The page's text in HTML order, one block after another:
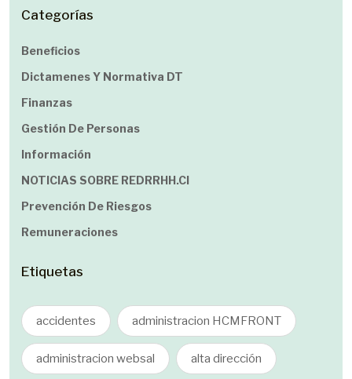
Categorías
Beneficios
Dictamenes Y Normativa DT
Finanzas
Gestión De Personas
Información
NOTICIAS SOBRE REDRRHH.cl
Prevención De Riesgos
Remuneraciones
Etiquetas
accidentes administracion HCMFRONT
administracion websal alta dirección